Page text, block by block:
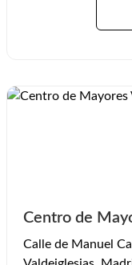
Centro de
Calle de Manuel